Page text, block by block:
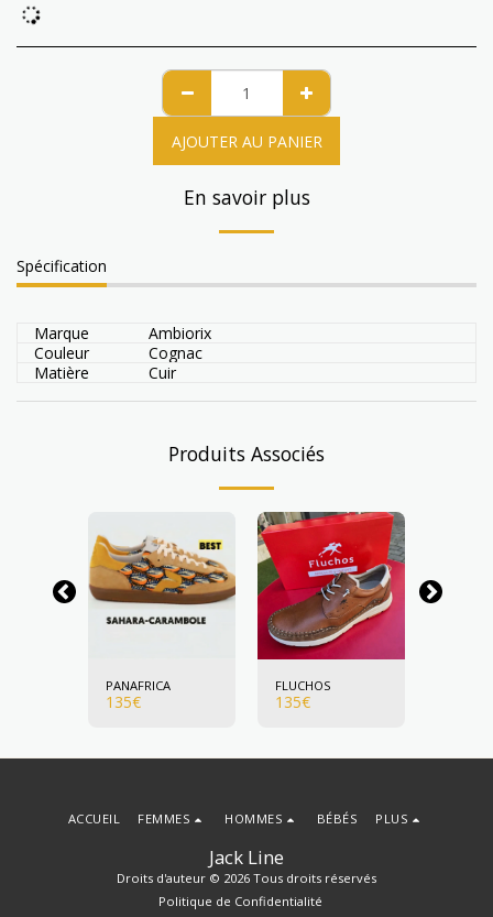
AJOUTER AU PANIER
En savoir plus
Spécification
Marque
Ambiorix
Couleur
Cognac
Matière
Cuir
Produits Associés
PANAFRICA
135€
FLUCHOS
135€
Jack Line
Droits d'auteur © 2026 Tous droits réservés
Politique de Confidentialité
ACCUEIL FEMMES HOMMES BÉBÉS PLUS